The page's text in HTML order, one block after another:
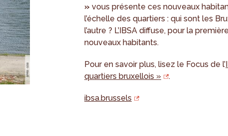
» vous présente ces nouveaux
l’échelle des quartiers : qui sont les
l’autre ? L’IBSA diffuse, pour la
nouveaux habitants.
Pour en savoir plus, lisez le Focus de l’
quartiers bruxellois »
.
ibsa.brussels